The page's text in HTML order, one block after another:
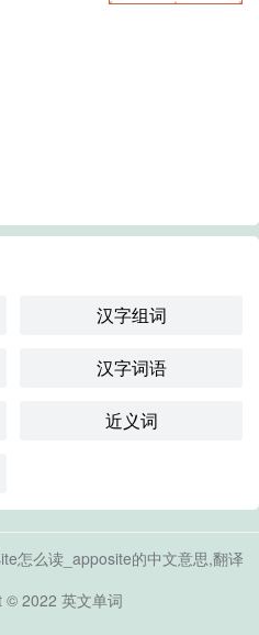
汉字组词
汉字词语
近义词
怎么读_apposite的中文意思,翻译
© 2022 英文单词